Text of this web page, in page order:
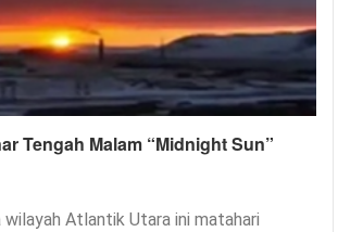
Tengah Malam “Midnight Sun”
wilayah Atlantik Utara ini matahari